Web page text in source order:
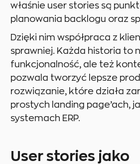
właśnie user stories są
planowania backlogu oraz
Dzięki nim współpraca z
sprawniej. Każda historia to
funkcjonalność, ale też
pozwala tworzyć lepsze
rozwiązanie, które działa
prostych landing page’ach,
systemach ERP.
User stories jako